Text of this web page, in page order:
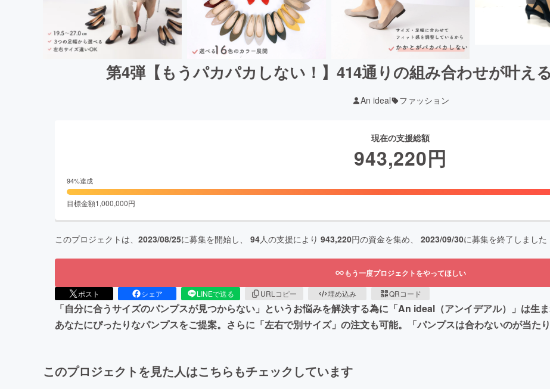
第4弾【もうパカパカしない！】414通りの組み合わせが叶え
An ideal ファッション
現在の支援総額
943,220円
94%達成
目標金額1,000,000円
このプロジェクトは、 2023/08/25に募集を開始し、 94人の支援により 943,220円の資金を集め、 2023/09/30に募集を終了しました
もう一度プロジェクトをやってほしい
ポスト シェア LINEで送る URLコピー 埋め込み QRコード
「自分に合うサイズのパンプスが見つからない」というお悩みを解決する為に「An ideal（アンイデアル）」は生
あなたにぴったりなパンプスをご提案。さらに「左右で別サイズ」の注文も可能。「パンプスは合わないのが当た
このプロジェクトを見た人はこちらもチェックしています